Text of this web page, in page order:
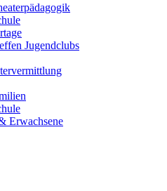
Jugendclubs
Erwachsene